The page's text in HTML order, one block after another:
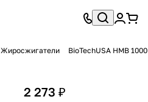
Жиросжигатели BioTechUSA HMB
2 273 ₽